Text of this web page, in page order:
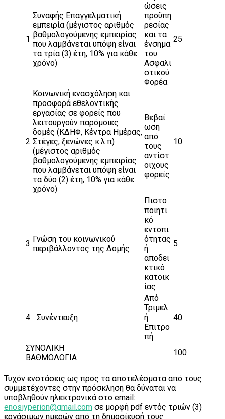
1
Συναφής Επαγγελματική
εμπειρία (μέγιστος αριθμός
βαθμολογούμενης εμπειρίας
που λαμβάνεται υπόψη είναι
τα τρία (3) έτη, 10% για κάθε
χρόνο)
ώσεις
προϋπη
ρεσίας
και τα
ένσημα
του
Ασφαλι
στικού
Φορέα
25
2
Κοινωνική ενασχόληση και
προσφορά εθελοντικής
εργασίας σε φορείς που
λειτουργούν παρόμοιες
δομές (ΚΔΗΦ, Κέντρα Ημέρας,
Στέγες, ξενώνες κ.λ.π)
(μέγιστος αριθμός
βαθμολογούμενης εμπειρίας
που λαμβάνεται υπόψη είναι
τα δύο (2) έτη, 10% για κάθε
χρόνο)
Βεβαί
ωση
από
τους
αντίστ
οιχους
φορείς
10
3 Γνώση του κοινωνικού
περιβάλλοντος της Δομής
Πιστο
ποιητι
κό
εντοπι
ότητας
ή
αποδει
κτικό
κατοικ
ίας
5
4 Συνέντευξη
Από
Τριμελ
ή
Επιτρο
πή
40
ΣΥΝΟΛΙΚΗ
ΒΑΘΜΟΛΟΓΙΑ
100
Τυχόν ενστάσεις ως προς τα αποτελέσματα από τους
συμμετέχοντες στην πρόσκληση θα δύναται να
υποβληθούν ηλεκτρονικά στο email:
enosiyperion@gmail.com σε μορφή pdf εντός τριών (3)
εργάσιμων ημερών από τη δημοσίευσή τους